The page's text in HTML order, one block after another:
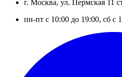
г. Москва, ул. Пермская 11
пн-пт с 10:00 до 19:00, сб с